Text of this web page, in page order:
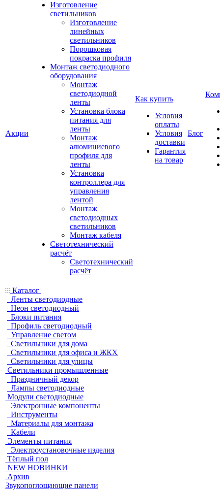
Акции
Изготовление
светильников
Изготовление
линейных
светильников
Порошковая
покраска профиля
Монтаж светодиодного
оборудования
Монтаж
светодиодной
ленты
Установка блока
питания для
ленты
Монтаж
алюминиевого
профиля для
ленты
Установка
контроллера для
управления
лентой
Монтаж
светодиодных
светильников
Монтаж кабеля
Светотехнический
расчёт
Светотехнический
расчёт
Как купить
Условия
оплаты
Условия
доставки
Гарантия
на товар
Блог
Каталог
Ленты светодиодные
Неон светодиодный
Блоки питания
Профиль светодиодный
Управление светом
Светильники для дома
Светильники для офиса и ЖКХ
Светильники для улицы
Светильники промышленные
Праздничный декор
Лампы светодиодные
Модули светодиодные
Электронные компоненты
Инструменты
Материалы для монтажа
Кабели
Элементы питания
Электроустановочные изделия
Тёплый пол
NEW НОВИНКИ
Архив
Звукопоглощающие панели